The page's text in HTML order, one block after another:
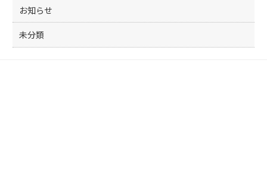
お知らせ
未分類